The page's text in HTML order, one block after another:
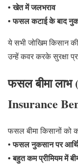
• खेत में जलभराव
• फसल कटाई के बाद
ये सभी जोखिम किसान
उन्हें कवर करके सुरक्षा
फसल बीमा
Insurance
फसल बीमा किसानों
•फसल नुकसान पर
• बहुत कम प्रीमियम में